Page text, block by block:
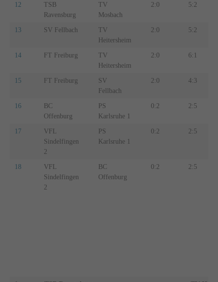
12
TSB
Ravensburg
TV
Mosbach
2:0 5:2
13 SV Fellbach
TV
Heitersheim
2:0 5:2
14 FT Freiburg
TV
Heitersheim
2:0 6:1
15 FT Freiburg
SV
Fellbach
2:0 4:3
16
BC
Offenburg
PS
Karlsruhe 1
0:2 2:5
17
VFL
Sindelfingen
2
PS
Karlsruhe 1
0:2 2:5
18
VFL
Sindelfingen
2
BC
Offenburg
0:2 2:5